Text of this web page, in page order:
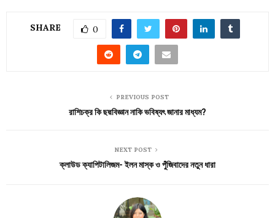
SHARE 0
PREVIOUS POST
রাশিচক্র কি ছদ্মবিজ্ঞান নাকি ভবিষ্যৎ জানার মাধ্যম?
NEXT POST
ক্লাউড ক্যাপিটালিজম- ইলন মাস্ক ও পুঁজিবাদের নতুন ধারা